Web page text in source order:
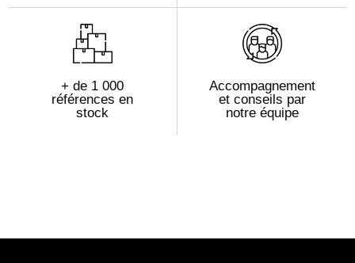
+ de 1 000
références en
stock
Accompagnement
et conseils par
notre équipe